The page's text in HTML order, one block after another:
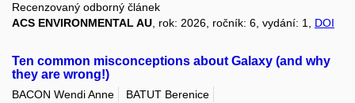
Recenzovaný odborný článek
ACS ENVIRONMENTAL AU, rok: 2026, ročník: 6, vydání: 1, DOI
Ten common misconceptions about Galaxy (and why
they are wrong!)
BACON Wendi Anne
BATUT Berenice